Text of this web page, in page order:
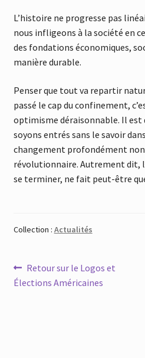
L’histoire ne progresse pas
nous infligeons à la société en
des fondations économiques,
manière durable.
Penser que tout va repartir
passé le cap du confinement,
optimisme déraisonnable. Il est
soyons entrés sans le savoir
changement profondément non
révolutionnaire. Autrement dit,
se terminer, ne fait peut-être
Collection : Actualités
Navigation
de
Article
précédent :
Retour sur le Logos et
Élections Américaines